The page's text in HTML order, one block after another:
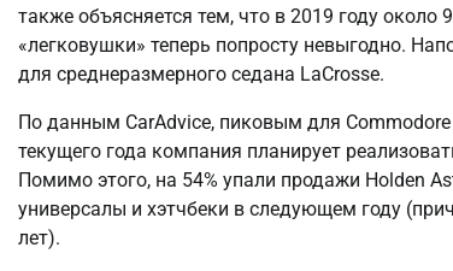
также объясняется тем, что в 2019 году
«легковушки» теперь попросту невыгодно.
для среднеразмерного седана LaСrosse.
По данным СarAdvice, пиковым для Commodore
текущего года компания планирует
Помимо этого, на 54% упали продажи Holden
универсалы и хэтчбеки в следующем году
лет).